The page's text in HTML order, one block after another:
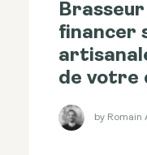
financer
de votre
by Romain